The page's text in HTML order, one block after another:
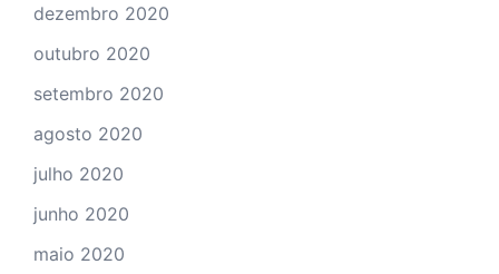
dezembro 2020
outubro 2020
setembro 2020
agosto 2020
julho 2020
junho 2020
maio 2020